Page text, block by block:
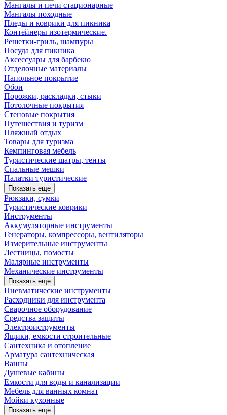
Мангалы и печи стационарные
Мангалы походные
Пледы и коврики для пикника
Контейнеры изотермические.
Решетки-гриль, шампуры
Посуда для пикника
Аксессуары для барбекю
Отделочные материалы
Напольное покрытие
Обои
Порожки, раскладки, стыки
Потолочные покрытия
Стеновые покрытия
Путешествия и туризм
Пляжный отдых
Товары для туризма
Кемпинговая мебель
Туристические шатры, тенты
Спальные мешки
Палатки туристические
Показать еще
Рюкзаки, сумки
Туристические коврики
Инструменты
Аккумуляторные инструменты
Генераторы, компрессоры, вентиляторы
Измерительные инструменты
Лестницы, помосты
Малярные инструменты
Механические инструменты
Показать еще
Пневматические инструменты
Расходники для инструмента
Сварочное оборудование
Средства защиты
Электроиструменты
Ящики, емкости строительные
Сантехника и отопление
Арматура сантехническая
Ванны
Душевые кабины
Емкости для воды и канализации
Мебель для ванных комнат
Мойки кухонные
Показать еще